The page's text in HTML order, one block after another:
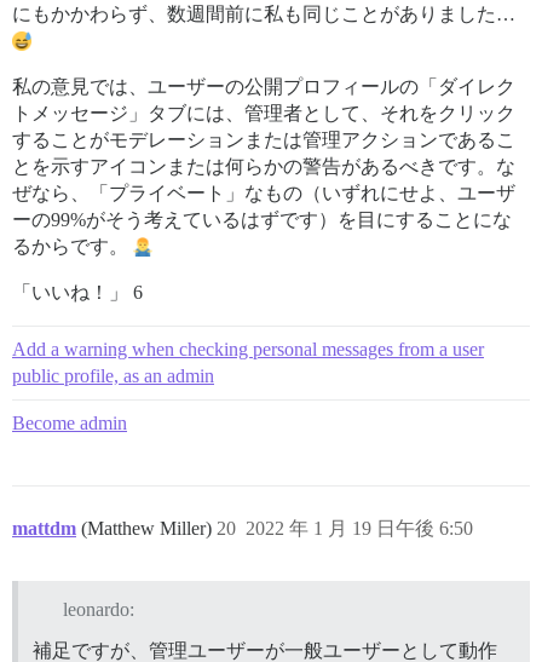
にもかかわらず、数週間前に私も同じことがありました…
私の意見では、ユーザーの公開プロフィールの「ダイレク
トメッセージ」タブには、管理者として、それをクリック
することがモデレーションまたは管理アクションであるこ
とを示すアイコンまたは何らかの警告があるべきです。な
ぜなら、「プライベート」なもの（いずれにせよ、ユーザ
ーの99%がそう考えているはずです）を目にすることにな
るからです。
「いいね！」 6
Add a warning when checking personal messages from a user
public profile, as an admin
Become admin
mattdm (Matthew Miller) 2022 年 1 月 19 日午後 6:50
20
leonardo:
補足ですが、管理ユーザーが一般ユーザーとして動作